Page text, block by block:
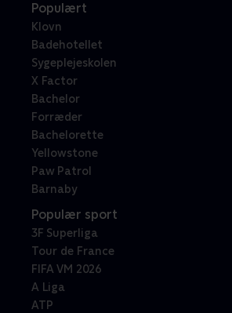
Populært
Klovn
Badehotellet
Sygeplejeskolen
X Factor
Bachelor
Forræder
Bachelorette
Yellowstone
Paw Patrol
Barnaby
Populær sport
3F Superliga
Tour de France
FIFA VM 2026
A Liga
ATP